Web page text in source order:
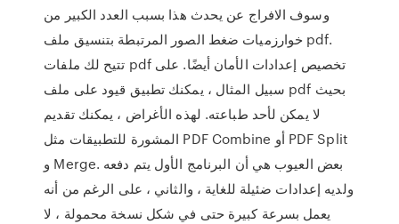
وسوف الافراج عن يحدث هذا بسبب العدد الكبير من
خوارزميات ضغط الصور المرتبطة بتنسيق ملف pdf.
تتيح لك ملفات pdf تخصيص إعدادات الأمان أيضًا. على
سبيل المثال ، يمكنك تطبيق قيود على ملف pdf بحيث
لا يمكن لأحد طباعته. لهذه الأغراض ، يمكنك تقديم
المشورة للتطبيقات مثل PDF Combine أو PDF Split
و Merge. بعض العيوب هي أن البرنامج الأول يتم دفعه
ولديه إعدادات ضئيلة للغاية ، والثاني ، على الرغم من أنه
يعمل بسرعة كبيرة حتى في شكل نسخة محمولة ، لا